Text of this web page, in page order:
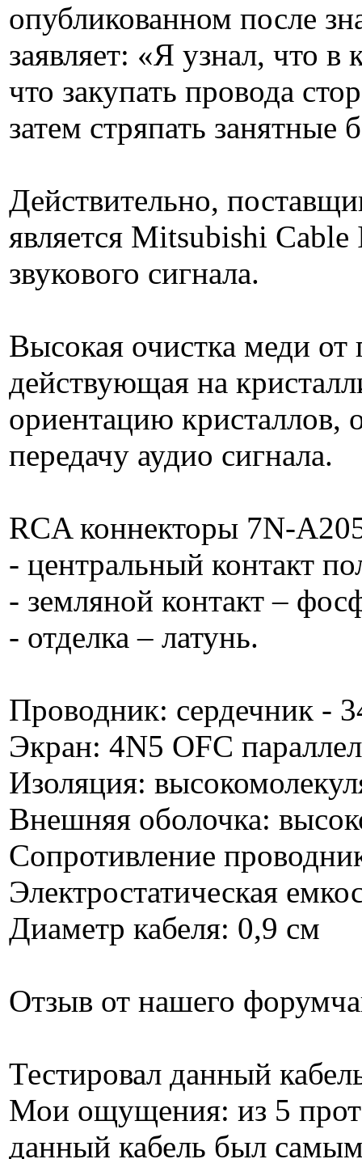
опубликованном после
заявляет: «Я узнал, что
что закупать провода
затем стряпать занятные
Действительно,
является Mitsubishi
звукового сигнала.
Высокая очистка меди от
действующая на
ориентацию кристаллов,
передачу аудио сигнала.
RCA коннекторы 7N-
- центральный контакт
- земляной контакт –
- отделка – латунь.
Проводник: сердечник -
Экран: 4N5 OFC
Изоляция:
Внешняя оболочка:
Сопротивление
Электростатическая
Диаметр кабеля: 0,9 см
Отзыв от нашего
Тестировал данный
Мои ощущения: из 5
данный кабель был